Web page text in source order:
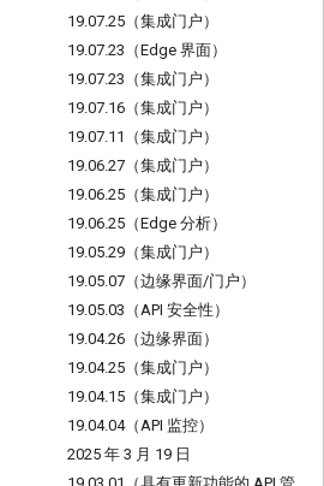
19.07.25（集成门户）
19.07.23（Edge 界面）
19.07.23（集成门户）
19.07.16（集成门户）
19.07.11（集成门户）
19.06.27（集成门户）
19.06.25（集成门户）
19.06.25（Edge 分析）
19.05.29（集成门户）
19.05.07（边缘界面/门户）
19.05.03（API 安全性）
19.04.26（边缘界面）
19.04.25（集成门户）
19.04.15（集成门户）
19.04.04（API 监控）
2025 年 3 月 19 日